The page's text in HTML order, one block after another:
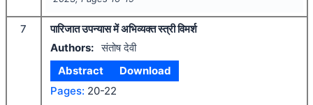
7
पारिजात उपन्यास में अभिव्यक्त स्त्री विमर्श
Authors: संतोष देवी
Abstract
Download
Pages: 20-22